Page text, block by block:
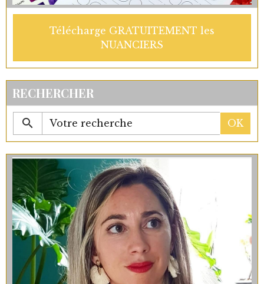
Télécharge GRATUITEMENT les
NUANCIERS
RECHERCHER
OK